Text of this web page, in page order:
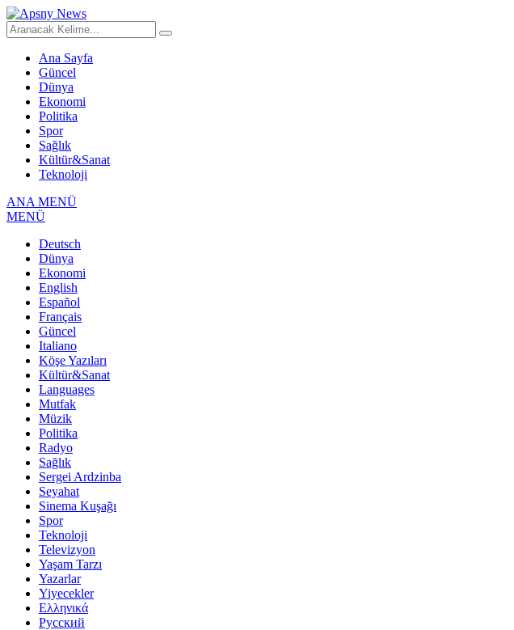
Ana Sayfa
Güncel
Dünya
Ekonomi
Politika
Spor
Sağlık
Kültür&Sanat
Teknoloji
ANA MENÜ
MENÜ
Deutsch
Dünya
Ekonomi
English
Español
Français
Güncel
Italiano
Köşe Yazıları
Kültür&Sanat
Languages
Mutfak
Müzik
Politika
Radyo
Sağlık
Sergei Ardzinba
Seyahat
Sinema Kuşağı
Spor
Teknoloji
Televizyon
Yaşam Tarzı
Yazarlar
Yiyecekler
Ελληνικά
Русский